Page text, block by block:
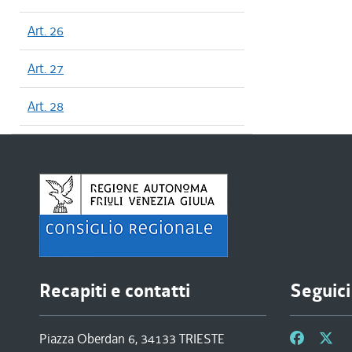
Art. 26
Art. 27
Art. 28
Recapiti e contatti
Piazza Oberdan 6, 34133 TRIESTE